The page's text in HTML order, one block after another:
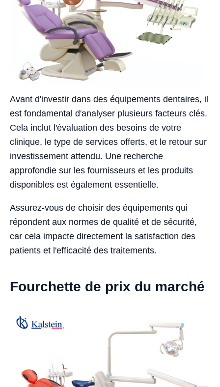
Avant d'investir dans des équipements dentaires, il
est fondamental d'analyser plusieurs facteurs clés.
Cela inclut l'évaluation des besoins de votre
clinique, le type de services offerts, et le retour sur
investissement attendu. Une recherche
approfondie sur les fournisseurs et les produits
disponibles est également essentielle.
Assurez-vous de choisir des équipements qui
répondent aux normes de qualité et de sécurité,
car cela impacte directement la satisfaction des
patients et l'efficacité des traitements.
Fourchette de prix du marché